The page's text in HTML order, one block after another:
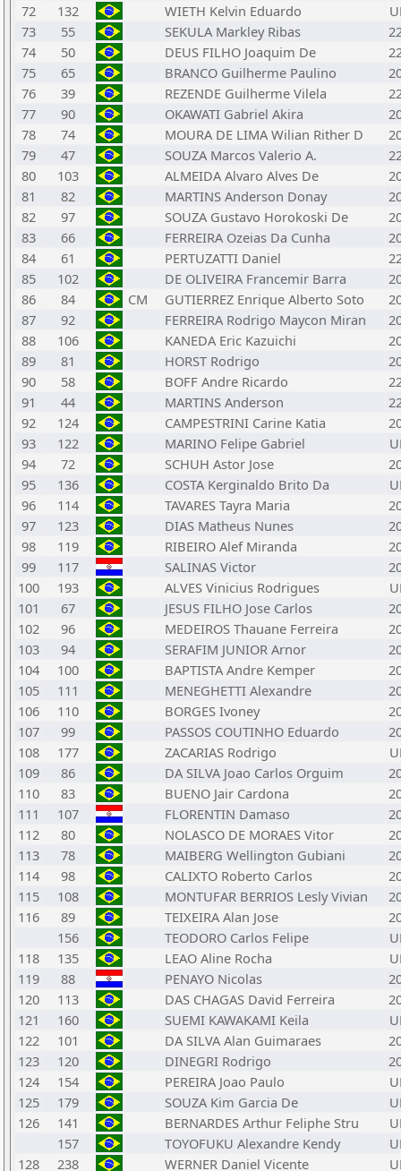
72
132 WIETH Kelvin Eduardo
73
55 SEKULA Markley Ribas
74
50 DEUS FILHO Joaquim De
75
65 BRANCO Guilherme Paulino
76
39 REZENDE Guilherme Vilela
77
90 OKAWATI Gabriel Akira
78
74 MOURA DE LIMA Wilian Rither D
79
47 SOUZA Marcos Valerio A.
80
103 ALMEIDA Alvaro Alves De
81
82 MARTINS Anderson Donay
82
97 SOUZA Gustavo Horokoski De
83
66 FERREIRA Ozeias Da Cunha
84
61 PERTUZATTI Daniel
85
102 DE OLIVEIRA Francemir Barra
86
84 CM GUTIERREZ Enrique Alberto Soto
87
92 FERREIRA Rodrigo Maycon Miran
88
106 KANEDA Eric Kazuichi
89
81 HORST Rodrigo
90
58 BOFF Andre Ricardo
91
44 MARTINS Anderson
92
124 CAMPESTRINI Carine Katia
93
122 MARINO Felipe Gabriel
94
72 SCHUH Astor Jose
95
136 COSTA Kerginaldo Brito Da
96
114 TAVARES Tayra Maria
97
123 DIAS Matheus Nunes
98
119 RIBEIRO Alef Miranda
99
117 SALINAS Victor
100
193 ALVES Vinicius Rodrigues
101
67 JESUS FILHO Jose Carlos
102
96 MEDEIROS Thauane Ferreira
103
94 SERAFIM JUNIOR Arnor
104
100 BAPTISTA Andre Kemper
105
111 MENEGHETTI Alexandre
106
110 BORGES Ivoney
107
99 PASSOS COUTINHO Eduardo
108
177 ZACARIAS Rodrigo
109
86 DA SILVA Joao Carlos Orguim
110
83 BUENO Jair Cardona
111
107 FLORENTIN Damaso
112
80 NOLASCO DE MORAES Vitor
113
78 MAIBERG Wellington Gubiani
114
98 CALIXTO Roberto Carlos
115
108 MONTUFAR BERRIOS Lesly Vivian
116
89 TEIXEIRA Alan Jose
156
TEODORO Carlos Felipe
118
135 LEAO Aline Rocha
119
88 PENAYO Nicolas
120
113 DAS CHAGAS David Ferreira
121
160 SUEMI KAWAKAMI Keila
122
101 DA SILVA Alan Guimaraes
123
120 DINEGRI Rodrigo
124
154 PEREIRA Joao Paulo
125
179 SOUZA Kim Garcia De
126
141 BERNARDES Arthur Feliphe Stru
157
TOYOFUKU Alexandre Kendy
128
238 WERNER Daniel Vicente